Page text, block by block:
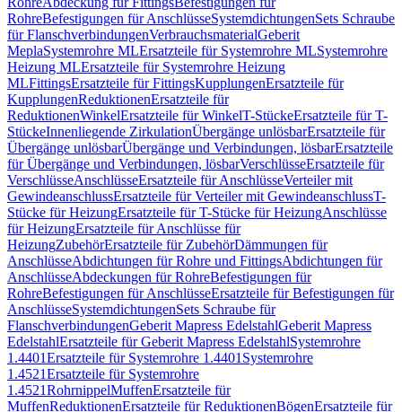
RohreBefestigungen für AnschlüsseSystemdichtungenSets Schraube
für FlanschverbindungenVerbrauchsmaterialGeberit
MeplaSystemrohre MLErsatzteile für Systemrohre MLSystemrohre
Heizung MLErsatzteile für Systemrohre Heizung
MLFittingsErsatzteile für FittingsKupplungenErsatzteile für
KupplungenReduktionenErsatzteile für
ReduktionenWinkelErsatzteile für WinkelT-StückeErsatzteile für T-
StückeInnenliegende ZirkulationÜbergänge unlösbarErsatzteile für
Übergänge unlösbarÜbergänge und Verbindungen, lösbarErsatzteile
für Übergänge und Verbindungen, lösbarVerschlüsseErsatzteile für
VerschlüsseAnschlüsseErsatzteile für AnschlüsseVerteiler mit
GewindeanschlussErsatzteile für Verteiler mit GewindeanschlussT-
Stücke für HeizungErsatzteile für T-Stücke für HeizungAnschlüsse
für HeizungErsatzteile für Anschlüsse für
HeizungZubehörErsatzteile für ZubehörDämmungen für
AnschlüsseAbdichtungen für Rohre und FittingsAbdichtungen für
AnschlüsseAbdeckungen für RohreBefestigungen für
RohreBefestigungen für AnschlüsseErsatzteile für Befestigungen für
AnschlüsseSystemdichtungenSets Schraube für
FlanschverbindungenGeberit Mapress EdelstahlGeberit Mapress
EdelstahlErsatzteile für Geberit Mapress EdelstahlSystemrohre
1.4401Ersatzteile für Systemrohre 1.4401 Systemrohre
1.4521Ersatzteile für Systemrohre
1.4521RohrnippelMuffenErsatzteile für
MuffenReduktionenErsatzteile für ReduktionenBögenErsatzteile für